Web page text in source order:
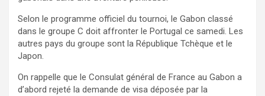
Selon le programme officiel du tournoi, le Gabon classé
dans le groupe C doit affronter le Portugal ce samedi. Les
autres pays du groupe sont la République Tchèque et le
Japon.
On rappelle que le Consulat général de France au Gabon a
d’abord rejeté la demande de visa déposée par la